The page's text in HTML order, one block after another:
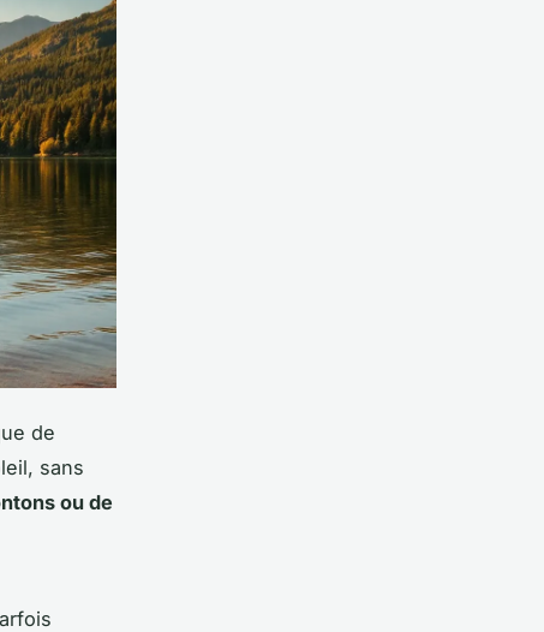
de
sans
ou de